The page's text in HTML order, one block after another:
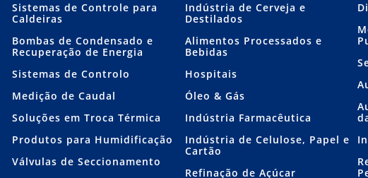
Sistemas de Controle para
Caldeiras
Bombas de Condensado e
Recuperação de Energia
Sistemas de Controlo
Medição de Caudal
Soluções em Troca Térmica
Produtos para Humidificação
Válvulas de Seccionamento
Indústria de Cerveja e
Destilados
Alimentos Processados e
Bebidas
Hospitais
Óleo & Gás
Indústria Farmacêutica
Indústria de Celulose, Papel e
Cartão
Refinação de Açúcar